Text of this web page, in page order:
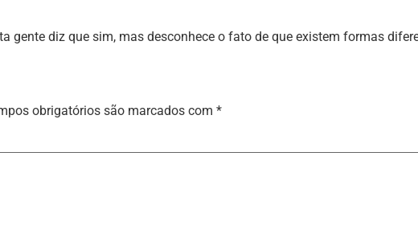
gente diz que sim, mas desconhece o fato de que existem formas
obrigatórios são marcados com *